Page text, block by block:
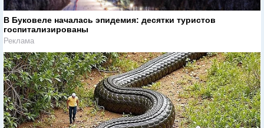
В Буковеле началась эпидемия: десятки туристов
госпитализированы
Реклама